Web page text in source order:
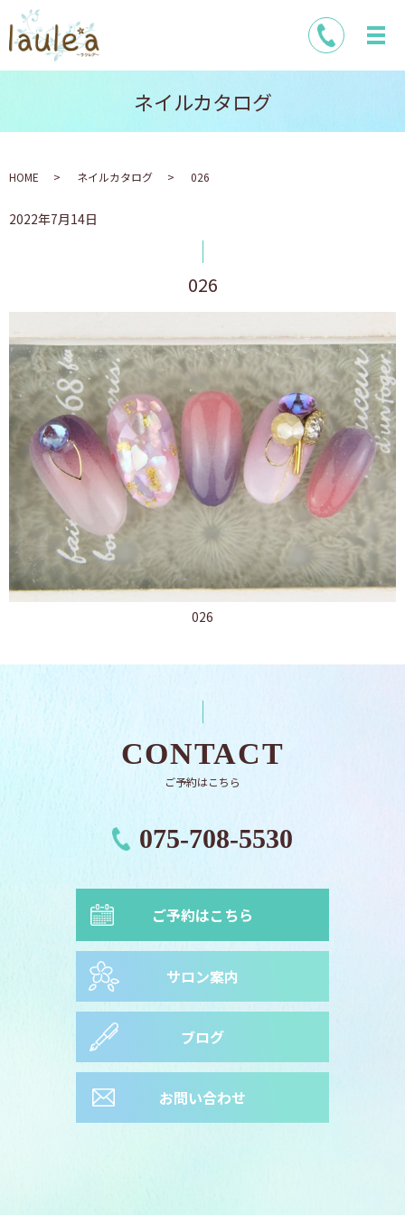
ネイルカタログ
HOME ネイルカタログ 026
2022年7月14日
026
026
CONTACT
ご予約はこちら
075-708-5530
ご予約はこちら
サロン案内
ブログ
お問い合わせ